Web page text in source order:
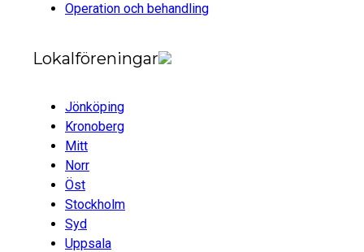
Operation och behandling
Lokalföreningar
Jönköping
Kronoberg
Mitt
Norr
Öst
Stockholm
Syd
Uppsala